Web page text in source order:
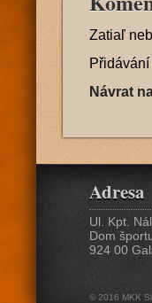
Zatiaľ
Návrat
Adresa
Ul. Kpt.
Dom
924 00
© 2016 MKK